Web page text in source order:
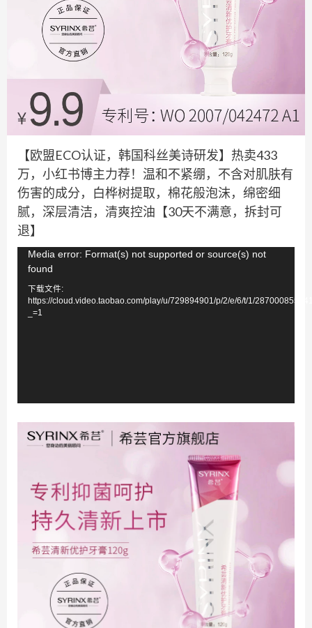
【欧盟ECO认证，韩国科丝美诗研发】热卖433
万，小红书博主力荐！温和不紧绷，不含对肌肤有
伤害的成分，白桦树提取，棉花般泡沫，绵密细
腻，深层清洁，清爽控油【30天不满意，拆封可
退】
视
频
Media error: Format(s) not supported or source(s) not
found
下载文件:
https://cloud.video.taobao.com/play/u/729894901/p/2/e/6/t/1/
_=1